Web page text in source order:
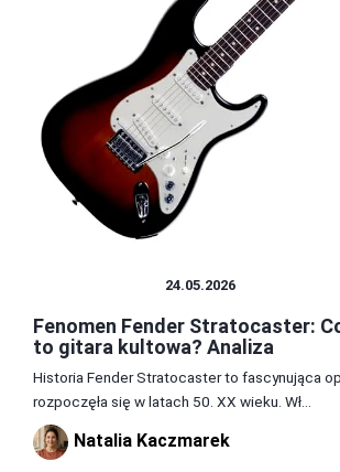
24.05.2026
Fenomen Fender Stratocaster:
to gitara kultowa? Analiza
Historia Fender Stratocaster to fascynująca
rozpoczęła się w latach 50. XX wieku. Wł...
Natalia Kaczmarek